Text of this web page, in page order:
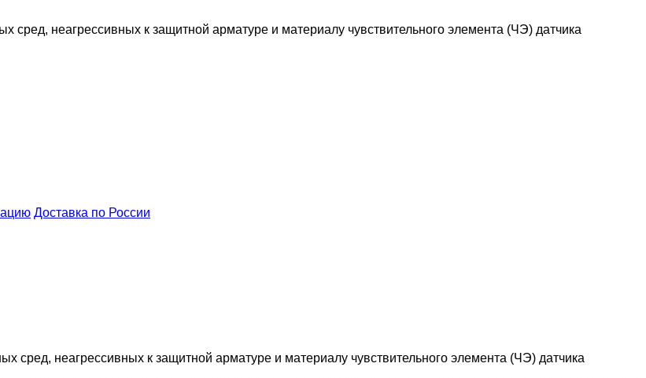
сред, неагрессивных к защитной арматуре и материалу чувствительного элемента (ЧЭ) датчика
Доставка по России
сред, неагрессивных к защитной арматуре и материалу чувствительного элемента (ЧЭ) датчика